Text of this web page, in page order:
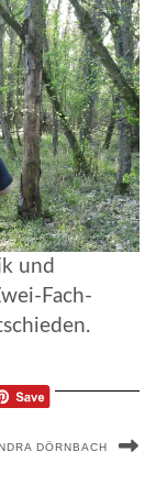
und
Fach-
DÖRNBACH